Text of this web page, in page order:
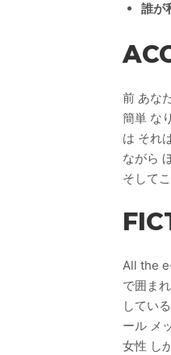
誰が
前 あな
簡単 な
は それ
ながら
そして
All the
で囲ま
してい
ール メ
女性 し